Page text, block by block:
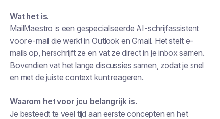
Wat het is.
MailMaestro is een gespecialiseerde AI-schrijfassistent
voor e-mail die werkt in Outlook en Gmail. Het stelt e-
mails op, herschrijft ze en vat ze direct in je inbox samen.
Bovendien vat het lange discussies samen, zodat je snel
en met de juiste context kunt reageren.
Waarom het voor jou belangrijk is.
Je besteedt te veel tijd aan eerste concepten en het